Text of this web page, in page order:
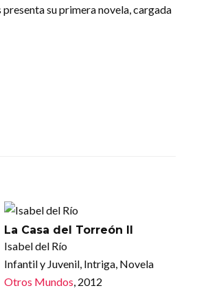
su primera novela, cargada
La Casa del Torreón II
Isabel del Río
Infantil y Juvenil, Intriga, Novela
Otros Mundos, 2012